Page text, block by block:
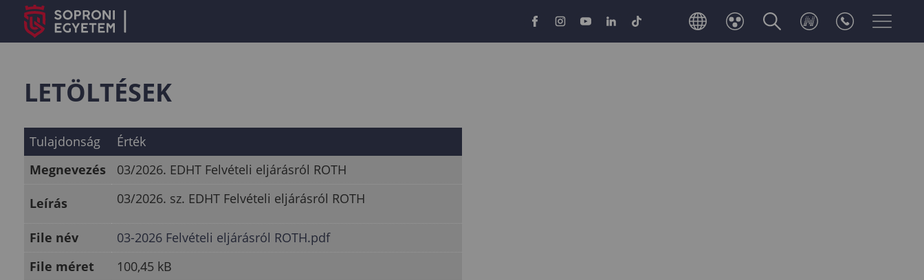
LETÖLTÉSEK
Tulajdonság
Érték
Megnevezés
03/2026. EDHT Felvételi eljárásról ROTH
Leírás 03/2026. sz. EDHT Felvételi eljárásról ROTH
File név
03-2026 Felvételi eljárásról ROTH.pdf
File méret
100,45 kB